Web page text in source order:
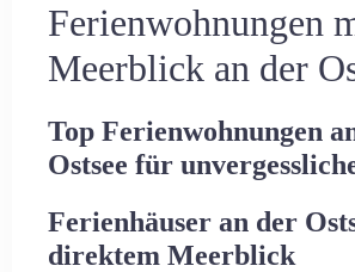
Ferienwohnungen
Meerblick an der
Top Ferienwohnungen
Ostsee für
Ferienhäuser an der
direktem Meerblick